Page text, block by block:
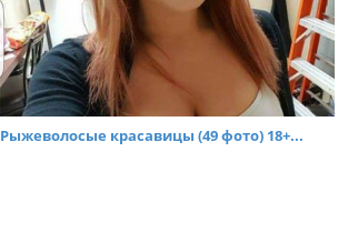
Рыжеволосые красавицы (49 фото) 18+...